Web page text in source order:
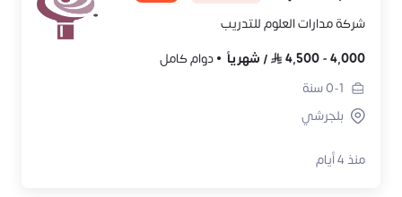
شركة مدارات العلوم للتدريب
4,000
-
4,500
/ شهرياً
دوام كامل
0-1سنة
بلجرشي
منذ 4 أيام